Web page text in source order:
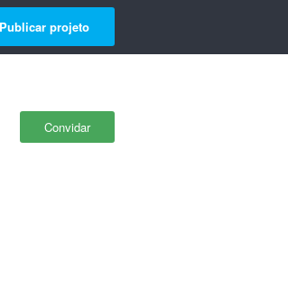
Publicar projeto
Convidar